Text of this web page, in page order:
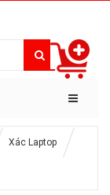
Xác Laptop